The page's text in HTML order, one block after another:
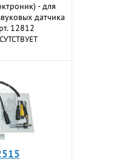
- для
датчика
12812